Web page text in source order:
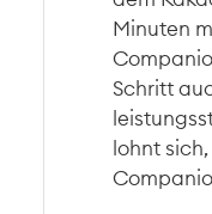
Minuten
Schritt
lohnt